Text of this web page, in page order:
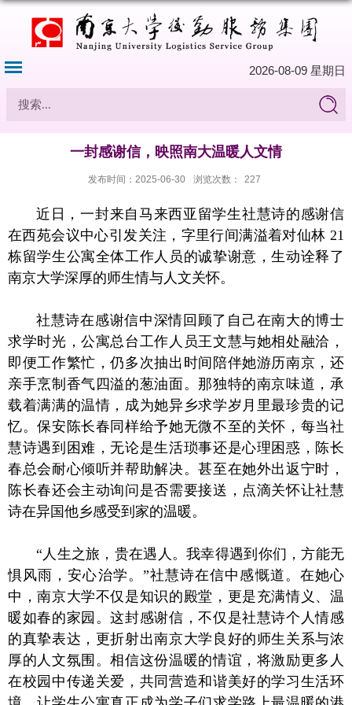
2026-08-09 星期日
一封感谢信，映照南大温暖人文情​
发布时间：2025-06-30 浏览次数： 227
近日，一封来自马来西亚留学生社慧诗的感谢信
在西苑会议中心引发关注，字里行间满溢着对仙林 21
栋留学生公寓全体工作人员的诚挚谢意，生动诠释了
南京大学深厚的师生情与人文关怀。
社慧诗在感谢信中深情回顾了自己在南大的博士
求学时光，公寓总台工作人员王文慧与她相处融洽，
即便工作繁忙，仍多次抽出时间陪伴她游历南京，还
亲手烹制香气四溢的葱油面。那独特的南京味道，承
载着满满的温情，成为她异乡求学岁月里最珍贵的记
忆。保安陈长春同样给予她无微不至的关怀，每当社
慧诗遇到困难，无论是生活琐事还是心理困惑，陈长
春总会耐心倾听并帮助解决。甚至在她外出返宁时，
陈长春还会主动询问是否需要接送，点滴关怀让社慧
诗在异国他乡感受到家的温暖。
“人生之旅，贵在遇人。我幸得遇到你们，方能无
惧风雨，安心治学。”社慧诗在信中感慨道。在她心
中，南京大学不仅是知识的殿堂，更是充满情义、温
暖如春的家园。这封感谢信，不仅是社慧诗个人情感
的真挚表达，更折射出南京大学良好的师生关系与浓
厚的人文氛围。相信这份温暖的情谊，将激励更多人
在校园中传递关爱，共同营造和谐美好的学习生活环